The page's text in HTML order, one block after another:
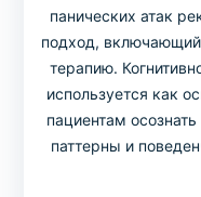
панических атак
подход,
терапию.
используется как
пациентам
паттерны и